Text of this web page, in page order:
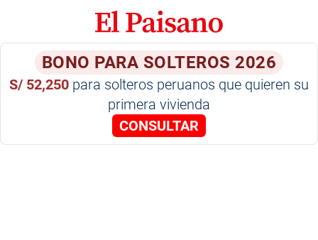
BONO PARA SOLTEROS 2026
S/ 52,250 para solteros peruanos que quieren su
primera vivienda
CONSULTAR